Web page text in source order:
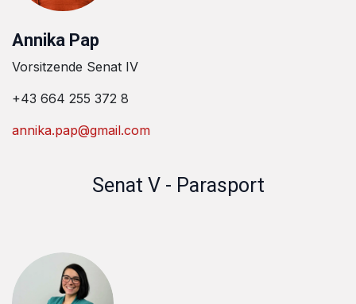
Annika Pap
Vorsitzende Senat IV
+43 664 255 372 8
annika.pap@gmail.com
Senat V - Parasport